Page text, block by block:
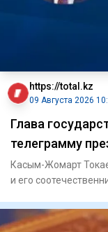
https://total.kz
09 Августа 2026
Глава
телеграмму
Касым-Жомарт
и его